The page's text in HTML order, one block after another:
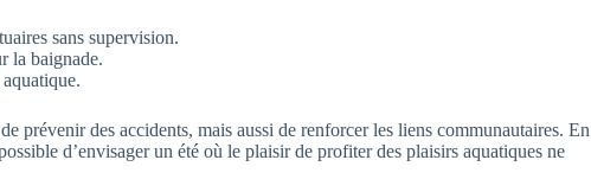
sans supervision.
la baignade.
prévenir des accidents, mais aussi de renforcer les liens communautaires. En
d’envisager un été où le plaisir de profiter des plaisirs aquatiques ne